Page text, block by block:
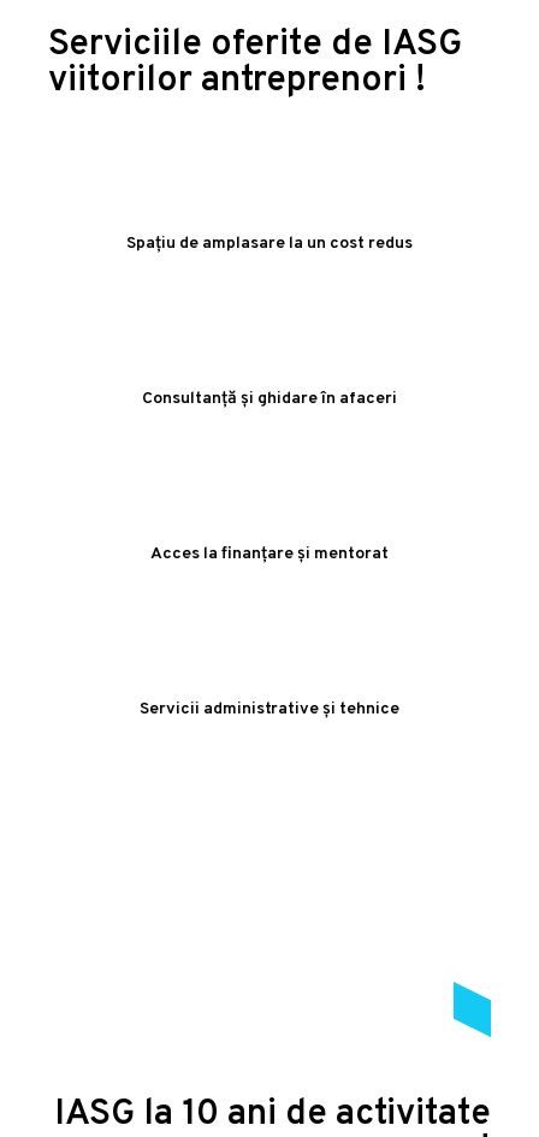
Serviciile oferite de IASG
viitorilor antreprenori !
Spațiu de amplasare la un cost redus
Consultanță și ghidare în afaceri
Acces la finanțare și mentorat
Servicii administrative și tehnice
IASG la 10 ani de activitate